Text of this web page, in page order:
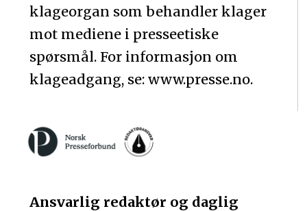
klageorgan som behandler klager
mot mediene i presseetiske
spørsmål. For informasjon om
klageadgang, se: www.presse.no.
Ansvarlig redaktør og daglig